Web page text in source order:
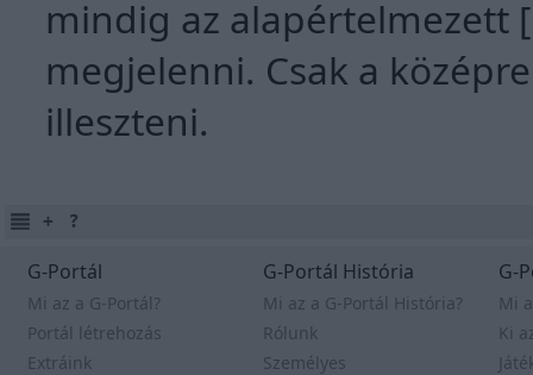
mindig az alapértelmezett
megjelenni. Csak a
illeszteni.
G-Portál
Mi az a G-Portál?
Portál létrehozás
Extráink
G-Portál História
Mi az a G-Portál História?
Rólunk
Személyes
G-
Mi
Ki